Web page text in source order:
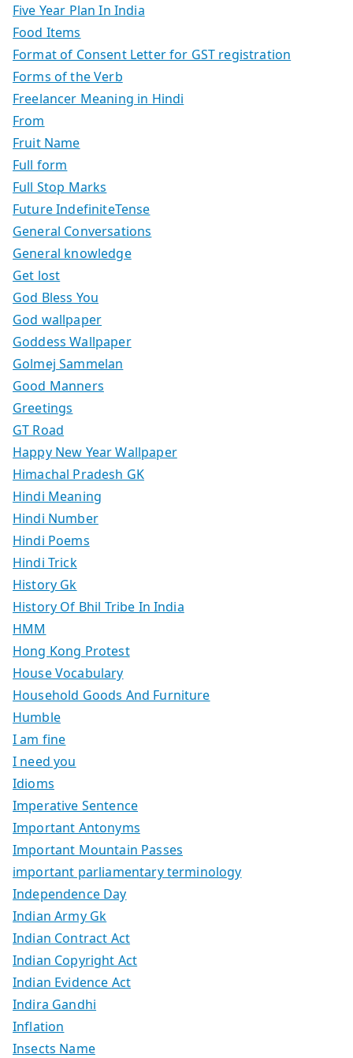
Five Year Plan In India
Food Items
Format of Consent Letter for GST registration
Forms of the Verb
Freelancer Meaning in Hindi
From
Fruit Name
Full form
Full Stop Marks
Future IndefiniteTense
General Conversations
General knowledge
Get lost
God Bless You
God wallpaper
Goddess Wallpaper
Golmej Sammelan
Good Manners
Greetings
GT Road
Happy New Year Wallpaper
Himachal Pradesh GK
Hindi Meaning
Hindi Number
Hindi Poems
Hindi Trick
History Gk
History Of Bhil Tribe In India
HMM
Hong Kong Protest
House Vocabulary
Household Goods And Furniture
Humble
I am fine
I need you
Idioms
Imperative Sentence
Important Antonyms
Important Mountain Passes
important parliamentary terminology
Independence Day
Indian Army Gk
Indian Contract Act
Indian Copyright Act
Indian Evidence Act
Indira Gandhi
Inflation
Insects Name